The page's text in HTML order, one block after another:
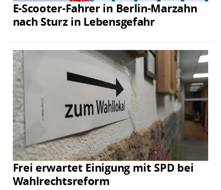
E-Scooter-Fahrer in Berlin-Marzahn
nach Sturz in Lebensgefahr
Frei erwartet Einigung mit SPD bei
Wahlrechtsreform